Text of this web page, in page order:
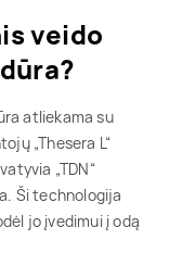
veido
atliekama su
„Thesera L“
„TDN“
Ši technologija
jo įvedimui į odą